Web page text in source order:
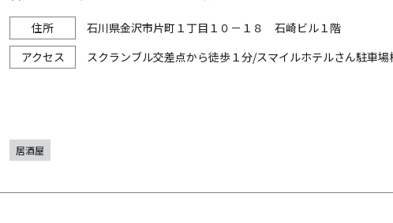
石川県金沢市片町１丁目１０－１８ 石崎ビル１階
スクランブル交差点から徒歩１分/スマイルホテルさん駐車
居酒屋